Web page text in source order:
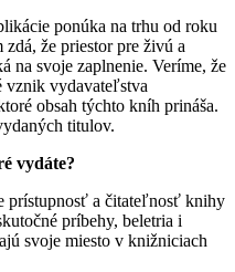
ponúka na trhu od roku
zdá, že priestor pre živú a
na svoje zaplnenie. Veríme, že
vznik vydavateľstva
obsah týchto kníh prináša.
titulov.
vydáte?
prístupnosť a čitateľnosť knihy
príbehy, beletria i
svoje miesto v knižniciach